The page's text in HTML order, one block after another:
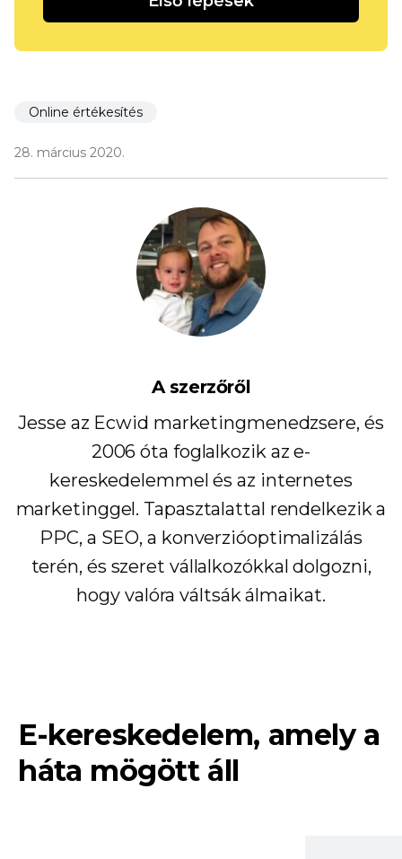
Online értékesítés
28. március 2020.
A szerzőről
Jesse az Ecwid marketingmenedzsere, és
2006 óta foglalkozik az e-
kereskedelemmel és az internetes
marketinggel. Tapasztalattal rendelkezik a
PPC, a SEO, a konverzióoptimalizálás
terén, és szeret vállalkozókkal dolgozni,
hogy valóra váltsák álmaikat.
E-kereskedelem, amely a
háta mögött áll